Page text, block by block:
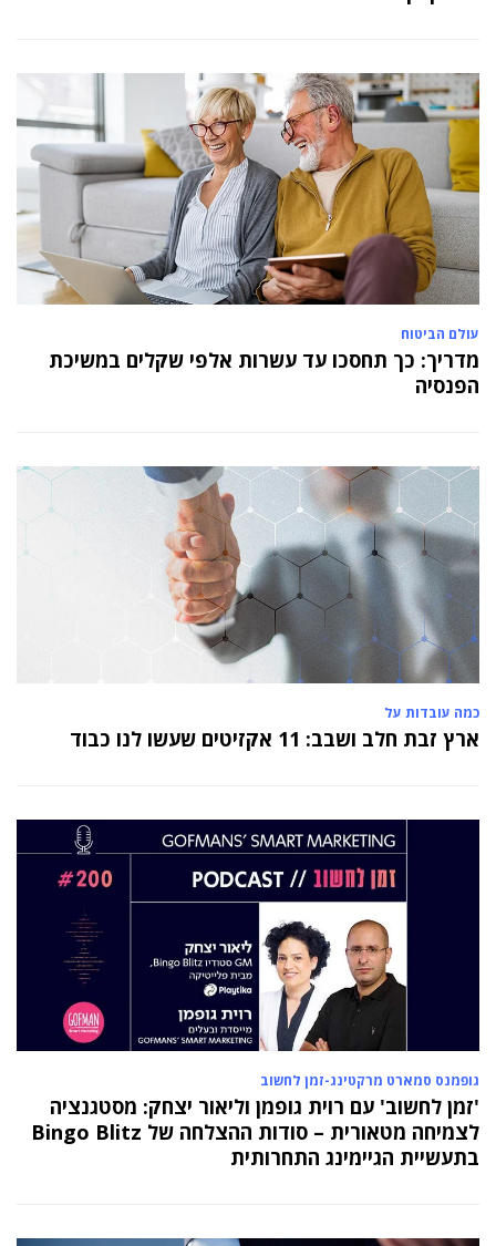
עולם הביטוח
מדריך: כך תחסכו עד עשרות אלפי שקלים במשיכת
הפנסיה
כמה עובדות על
ארץ זבת חלב ושבב: 11 אקזיטים שעשו לנו כבוד
גופמנס סמארט מרקטינג-זמן לחשוב
'זמן לחשוב' עם רוית גופמן וליאור יצחק: מסטגנציה
לצמיחה מטאורית – סודות ההצלחה של Bingo Blitz
בתעשיית הגיימינג התחרותית